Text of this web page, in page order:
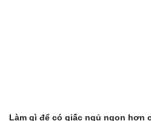
Làm gì để có giấc ngủ ngon hơn